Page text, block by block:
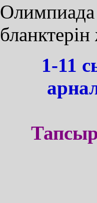
Олимпиада
1-11